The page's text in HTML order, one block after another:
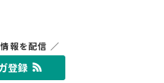
報を配信 ／
登録